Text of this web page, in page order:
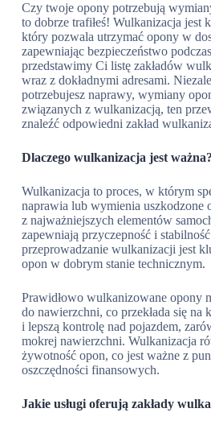
Czy twoje opony potrzebują
to dobrze trafiłeś! Wulkanizacja jest
który pozwala utrzymać opony w
zapewniając bezpieczeństwo
przedstawimy Ci listę zakładów
wraz z dokładnymi adresami.
potrzebujesz naprawy, wymiany
związanych z wulkanizacją, ten
znaleźć odpowiedni zakład
Dlaczego wulkanizacja jest ważna?
Wulkanizacja to proces, w którym
naprawia lub wymienia uszkodzone
z najważniejszych elementów
zapewniają przyczepność i
przeprowadzanie wulkanizacji jest
opon w dobrym stanie technicznym.
Prawidłowo wulkanizowane opony
do nawierzchni, co przekłada się na
i lepszą kontrolę nad pojazdem,
mokrej nawierzchni. Wulkanizacja
żywotność opon, co jest ważne z
oszczędności finansowych.
Jakie usługi oferują zakłady